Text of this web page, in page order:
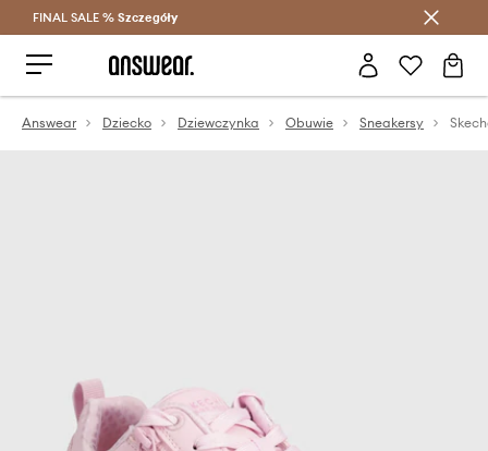
Oszczędzaj z Answear Club >
FINAL SALE % Szczegóły
Answear Dziecko Dziewczynka Obuwie Sneakersy